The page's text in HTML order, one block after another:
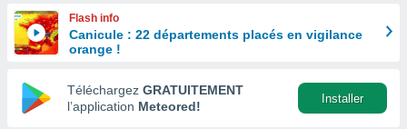
Flash info
Canicule : 22 départements placés en vigilance
orange !
Téléchargez GRATUITEMENT
l’application Meteored!
Installer